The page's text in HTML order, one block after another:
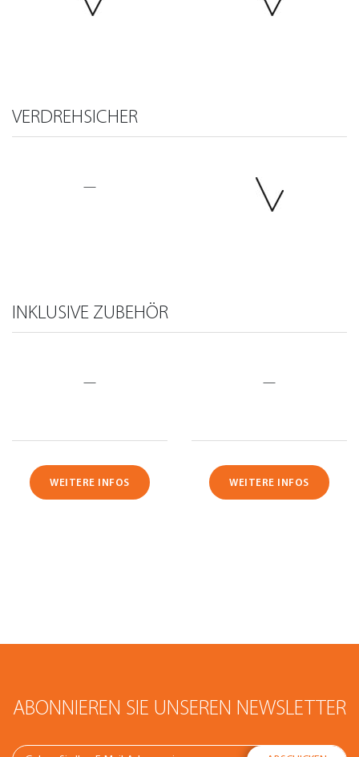
VERDREHSICHER
—
INKLUSIVE ZUBEHÖR
— —
WEITERE INFOS WEITERE INFOS
ABONNIEREN SIE UNSEREN NEWSLETTER